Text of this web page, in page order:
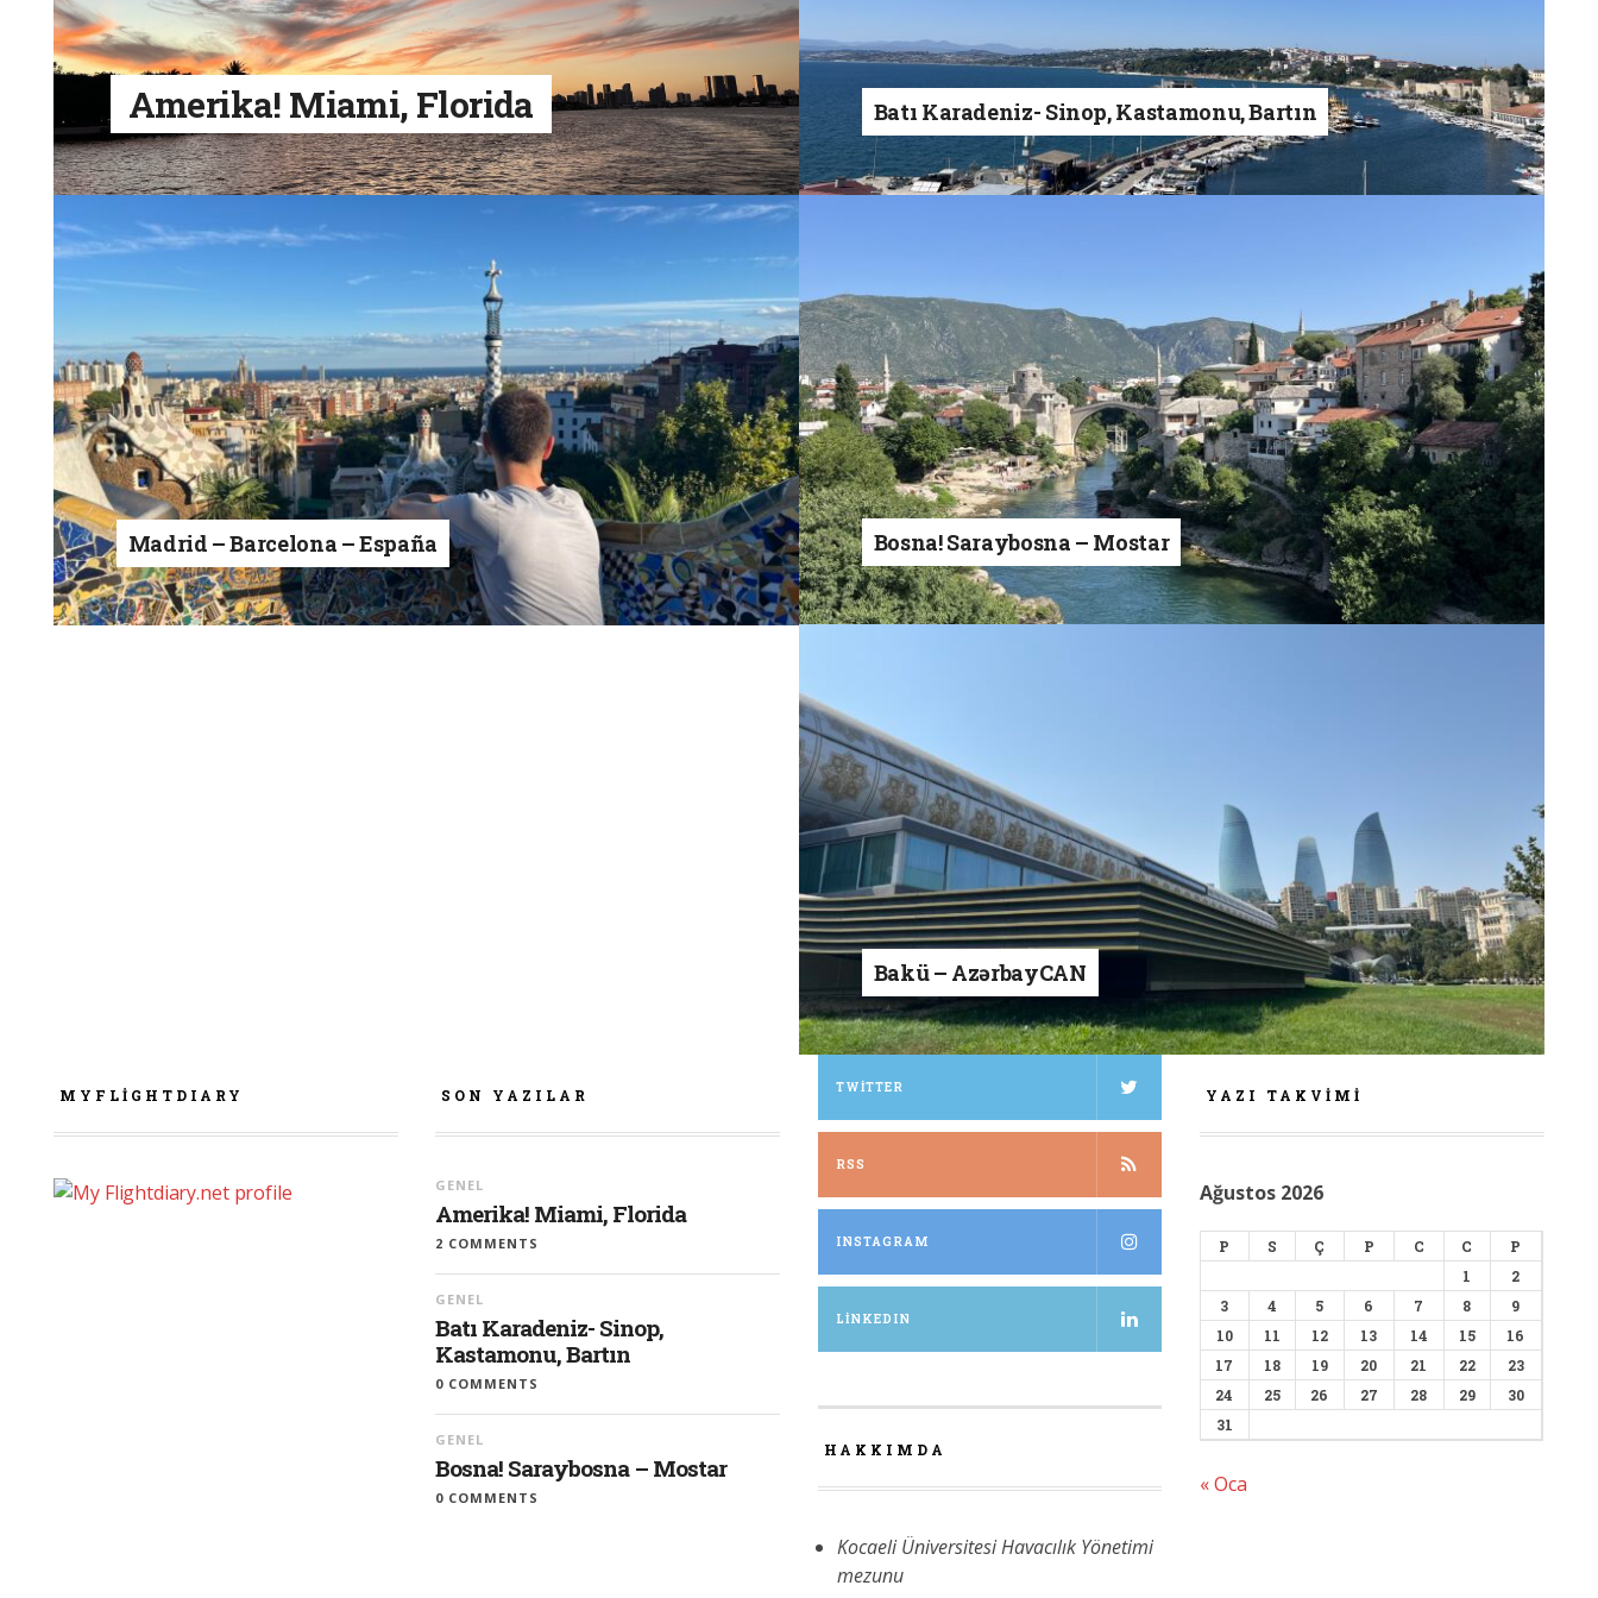
Amerika! Miami, Florida Batı Karadeniz- Sinop, Kastamonu, Bartın
Bosna! Saraybosna – Mostar
Madrid – Barcelona – España
Bakü – AzərbayCAN
MYFLIGHTDIARY SON YAZILAR
GENEL
Amerika! Miami, Florida
2 COMMENTS
GENEL
Batı Karadeniz- Sinop,
Kastamonu, Bartın
0 COMMENTS
GENEL
Bosna! Saraybosna – Mostar
0 COMMENTS
TWITTER
RSS
INSTAGRAM
LINKEDIN
HAKKIMDA
Kocaeli Üniversitesi Havacılık Yönetimi
mezunu
YAZI TAKVIMI
Ağustos 2026
P S Ç P C C
P
1
2
3
4 5 6 7 8
9
10
11 12 13 14 15
16
17
18 19 20 21 22
23
24
25 26 27 28 29
30
31
« Oca